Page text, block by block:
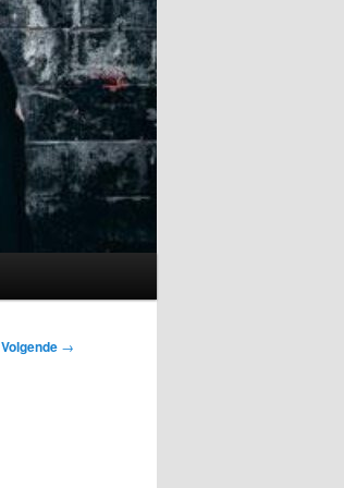
Volgende →